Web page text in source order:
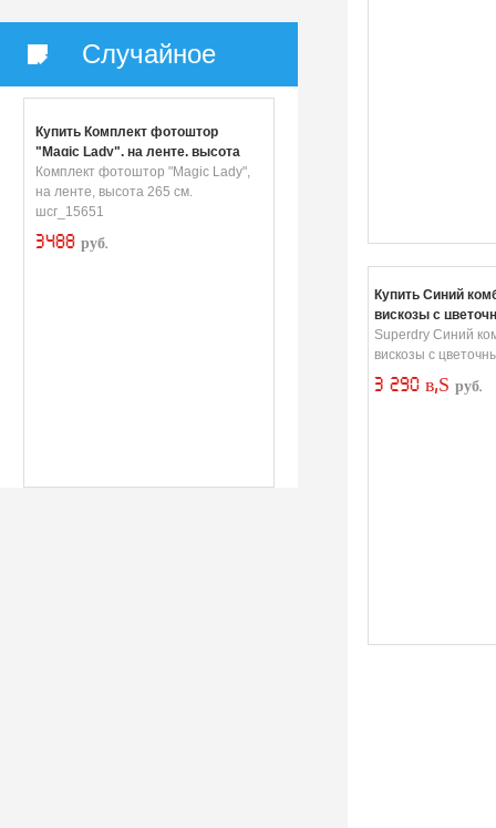
Случайное
Купить Комплект фотоштор
"Magic Lady", на ленте, высота
265 см. шсг_15651
Комплект фотоштор "Magic Lady",
на ленте, высота 265 см.
шсг_15651
3488 руб.
Купить Синий
вискозы с
принтом
Superdry Синий
вискозы с
3 290 в‚Ѕ руб.